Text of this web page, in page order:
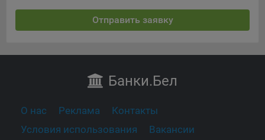
Отправить заявку
Банки.Бел
О нас Реклама
Контакты
Условия использования
Вакансии